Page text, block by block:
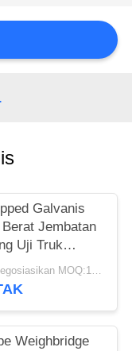
Galvanis
Jembatan
Uji Truk
Bergerak
Bisa dinegosiasikan MOQ:1 Set
Weighbridge